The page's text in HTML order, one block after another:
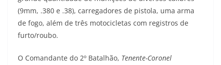
(9mm, .380 e .38), carregadores de pistola, uma arma
de fogo, além de três motocicletas com registros de
furto/roubo.
O Comandante do 2º Batalhão, Tenente-Coronel